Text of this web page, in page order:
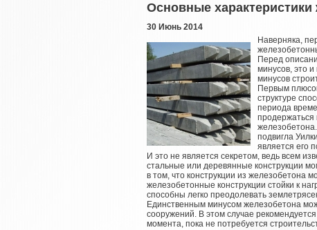
Основные
30 Июнь 2014
Наверняка,
Перед
минусов, это
минусов
Первым
структуре
периода
продержаться
подвигла
является его
И это не является секретом, ведь всем
стальные или деревянные конструкции
в том, что конструкции из железобетона
железобетонные конструкции стойки к
способны легко преодолевать
Единственным минусом железобетона
сооружений. В этом случае
момента, пока не потребуется